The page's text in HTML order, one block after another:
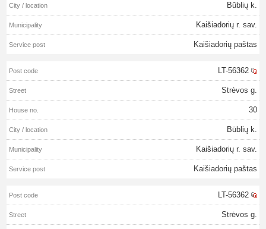
Būblių k.
Kaišiadorių r. sav.
Kaišiadorių paštas
LT-56362
Strėvos g.
30
Būblių k.
Kaišiadorių r. sav.
Kaišiadorių paštas
LT-56362
Strėvos g.